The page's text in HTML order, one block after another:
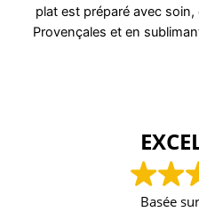
plat est préparé avec
Provençales et en
Basée sur